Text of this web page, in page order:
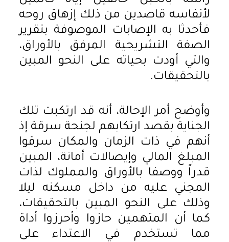
لأنفاسه قاصدين من ذلك إزهاق روحه
فأحدثا به الإصابات الموصوفة بتقرير
الصفة التشريحية المرفق بالأوراق،
والتي أودت بحياته على النحو المبين
بالتحقيقات.
وأوضح أمر الإحالة، أنه قد ارتكبت تلك
الجناية بقصد ارتكابهم لجنحة سرقة إذ
أنهم في ذات الزمان والمكان سرقوا
المبلغ المالي وإيصالات أمانة، المبين
قدراً ووصفا بالأوراق والمملوك لذات
المجني عليه من داخل مسكنه ليلا
وذلك على النحو المبين بالتحقيقات،
كما أن المتهمين حازوا وأحرزوا أداة
مما تستخدم في الاعتداء على